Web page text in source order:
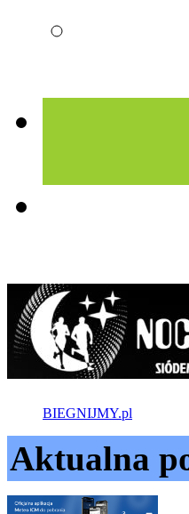
BIEGNIJMY.pl
Aktualna